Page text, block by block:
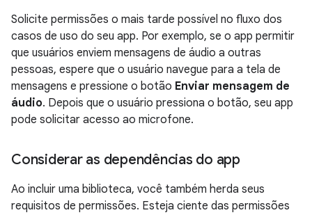
Solicite permissões o mais tarde possível no fluxo dos
casos de uso do seu app. Por exemplo, se o app permitir
que usuários enviem mensagens de áudio a outras
pessoas, espere que o usuário navegue para a tela de
mensagens e pressione o botão Enviar mensagem de
áudio. Depois que o usuário pressiona o botão, seu app
pode solicitar acesso ao microfone.
Considerar as dependências do app
Ao incluir uma biblioteca, você também herda seus
requisitos de permissões. Esteja ciente das permissões